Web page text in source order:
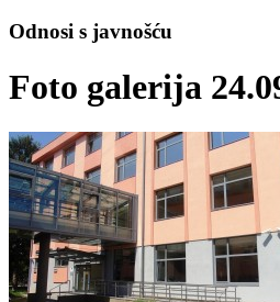
Odnosi s javnošću
Foto galerija